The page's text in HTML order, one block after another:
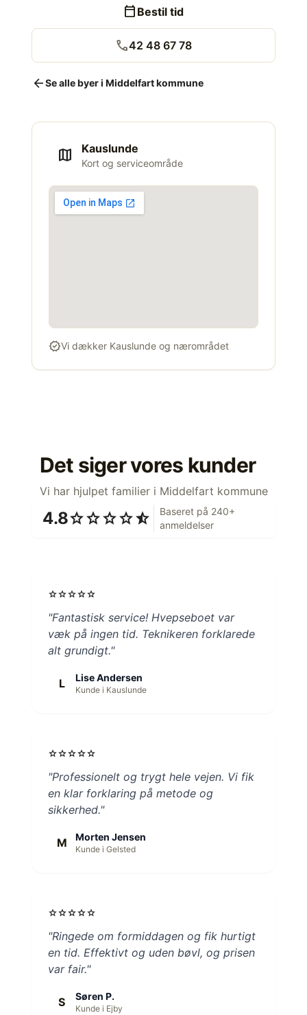
calendar_today Bestil tid
call42 48 67 78
arrow_backSe alle byer i Middelfart kommune
map Kauslunde
Kort og serviceområde
verifiedVi dækker Kauslunde og nærområdet
Det siger vores kunder
Vi har hjulpet familier i Middelfart kommune
4.8starstarstarstarstar_half
Baseret på 240+
anmeldelser
starstarstarstarstar
"Fantastisk service! Hvepseboet var
væk på ingen tid. Teknikeren forklarede
alt grundigt."
L Lise Andersen
Kunde i Kauslunde
starstarstarstarstar
"Professionelt og trygt hele vejen. Vi fik
en klar forklaring på metode og
sikkerhed."
M Morten Jensen
Kunde i Gelsted
starstarstarstarstar
"Ringede om formiddagen og fik hurtigt
en tid. Effektivt og uden bøvl, og prisen
var fair."
S Søren P.
Kunde i Ejby